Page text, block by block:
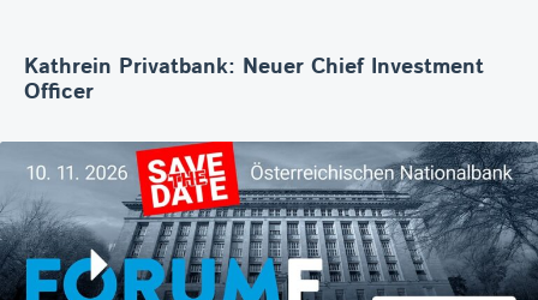
Kathrein Privatbank: Neuer Chief Investment
Officer